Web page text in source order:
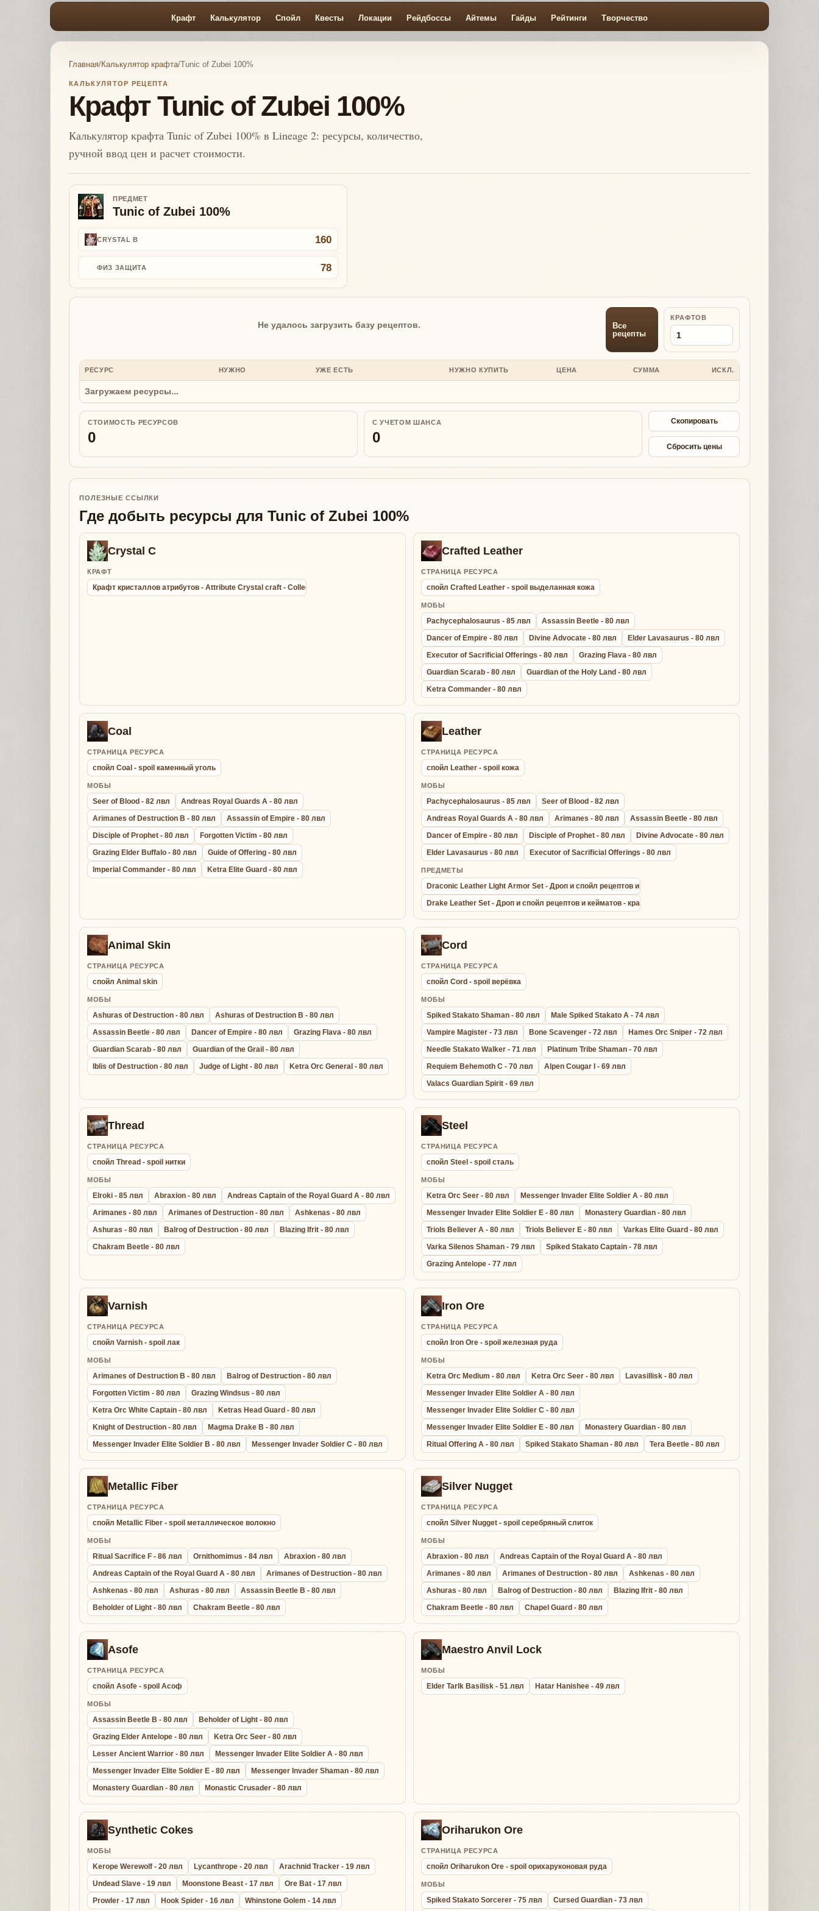
Крафт Калькулятор Спойл Квесты Локации Рейдбоссы Айтемы Гайды Рейтинги Творчество
Главная/Калькулятор крафта/Tunic of Zubei 100%
КАЛЬКУЛЯТОР РЕЦЕПТА
Крафт Tunic of Zubei 100%
Калькулятор крафта Tunic of Zubei 100% в Lineage 2: ресурсы, количество,
ручной ввод цен и расчет стоимости.
ПРЕДМЕТ
Tunic of Zubei 100%
CRYSTAL B 160
ФИЗ ЗАЩИТА 78
Не удалось загрузить базу рецептов.
Все
рецепты
КРАФТОВ
РЕСУРС НУЖНО УЖЕ ЕСТЬ НУЖНО КУПИТЬ ЦЕНА СУММА ИСКЛ.
Загружаем ресурсы...
СТОИМОСТЬ РЕСУРСОВ
0
С УЧЕТОМ ШАНСА
0
Скопировать
Сбросить цены
ПОЛЕЗНЫЕ ССЫЛКИ
Где добыть ресурсы для Tunic of Zubei 100%
Crystal C
КРАФТ
Крафт кристаллов атрибутов - Attribute Crystal craft - Collection agathion summon bracelet - Браслет Сбора Энергии
Crafted Leather
СТРАНИЦА РЕСУРСА
спойл Crafted Leather - spoil выделанная кожа
МОБЫ
Pachycephalosaurus - 85 лвл
Assassin Beetle - 80 лвл
Dancer of Empire - 80 лвл
Divine Advocate - 80 лвл
Elder Lavasaurus - 80 лвл
Executor of Sacrificial Offerings - 80 лвл
Grazing Flava - 80 лвл
Guardian Scarab - 80 лвл
Guardian of the Holy Land - 80 лвл
Ketra Commander - 80 лвл
Coal
СТРАНИЦА РЕСУРСА
спойл Coal - spoil каменный уголь
МОБЫ
Seer of Blood - 82 лвл
Andreas Royal Guards A - 80 лвл
Arimanes of Destruction B - 80 лвл
Assassin of Empire - 80 лвл
Disciple of Prophet - 80 лвл
Forgotten Victim - 80 лвл
Grazing Elder Buffalo - 80 лвл
Guide of Offering - 80 лвл
Imperial Commander - 80 лвл
Ketra Elite Guard - 80 лвл
Leather
СТРАНИЦА РЕСУРСА
спойл Leather - spoil кожа
МОБЫ
Pachycephalosaurus - 85 лвл
Seer of Blood - 82 лвл
Andreas Royal Guards A - 80 лвл
Arimanes - 80 лвл
Assassin Beetle - 80 лвл
Dancer of Empire - 80 лвл
Disciple of Prophet - 80 лвл
Divine Advocate - 80 лвл
Elder Lavasaurus - 80 лвл
Executor of Sacrificial Offerings - 80 лвл
ПРЕДМЕТЫ
Draconic Leather Light Armor Set - Дроп и спойл рецептов и кейматов - крафт драконик лайт армор сета
Drake Leather Set - Дроп и спойл рецептов и кейматов - крафт дрейк лезер сета - Lineage 2
Animal Skin
СТРАНИЦА РЕСУРСА
спойл Animal skin
МОБЫ
Ashuras of Destruction - 80 лвл
Ashuras of Destruction B - 80 лвл
Assassin Beetle - 80 лвл
Dancer of Empire - 80 лвл
Grazing Flava - 80 лвл
Guardian Scarab - 80 лвл
Guardian of the Grail - 80 лвл
Iblis of Destruction - 80 лвл
Judge of Light - 80 лвл Ketra Orc General - 80 лвл
Cord
СТРАНИЦА РЕСУРСА
спойл Cord - spoil верёвка
МОБЫ
Spiked Stakato Shaman - 80 лвл
Male Spiked Stakato A - 74 лвл
Vampire Magister - 73 лвл
Bone Scavenger - 72 лвл
Hames Orc Sniper - 72 лвл
Needle Stakato Walker - 71 лвл
Platinum Tribe Shaman - 70 лвл
Requiem Behemoth C - 70 лвл
Alpen Cougar I - 69 лвл
Valacs Guardian Spirit - 69 лвл
Thread
СТРАНИЦА РЕСУРСА
спойл Thread - spoil нитки
МОБЫ
Elroki - 85 лвл Abraxion - 80 лвл
Andreas Captain of the Royal Guard A - 80 лвл
Arimanes - 80 лвл
Arimanes of Destruction - 80 лвл
Ashkenas - 80 лвл
Ashuras - 80 лвл
Balrog of Destruction - 80 лвл
Blazing Ifrit - 80 лвл
Chakram Beetle - 80 лвл
Steel
СТРАНИЦА РЕСУРСА
спойл Steel - spoil сталь
МОБЫ
Ketra Orc Seer - 80 лвл
Messenger Invader Elite Soldier A - 80 лвл
Messenger Invader Elite Soldier E - 80 лвл
Monastery Guardian - 80 лвл
Triols Believer A - 80 лвл
Triols Believer E - 80 лвл
Varkas Elite Guard - 80 лвл
Varka Silenos Shaman - 79 лвл
Spiked Stakato Captain - 78 лвл
Grazing Antelope - 77 лвл
Varnish
СТРАНИЦА РЕСУРСА
спойл Varnish - spoil лак
МОБЫ
Arimanes of Destruction B - 80 лвл
Balrog of Destruction - 80 лвл
Forgotten Victim - 80 лвл
Grazing Windsus - 80 лвл
Ketra Orc White Captain - 80 лвл
Ketras Head Guard - 80 лвл
Knight of Destruction - 80 лвл
Magma Drake B - 80 лвл
Messenger Invader Elite Soldier B - 80 лвл
Messenger Invader Soldier C - 80 лвл
Iron Ore
СТРАНИЦА РЕСУРСА
спойл Iron Ore - spoil железная руда
МОБЫ
Ketra Orc Medium - 80 лвл Ketra Orc Seer - 80 лвл
Lavasillisk - 80 лвл
Messenger Invader Elite Soldier A - 80 лвл
Messenger Invader Elite Soldier C - 80 лвл
Messenger Invader Elite Soldier E - 80 лвл
Monastery Guardian - 80 лвл
Ritual Offering A - 80 лвл
Spiked Stakato Shaman - 80 лвл Tera Beetle - 80 лвл
Metallic Fiber
СТРАНИЦА РЕСУРСА
спойл Metallic Fiber - spoil металлическое волокно
МОБЫ
Ritual Sacrifice F - 86 лвл Ornithomimus - 84 лвл
Abraxion - 80 лвл
Andreas Captain of the Royal Guard A - 80 лвл
Arimanes of Destruction - 80 лвл
Ashkenas - 80 лвл
Ashuras - 80 лвл
Assassin Beetle B - 80 лвл
Beholder of Light - 80 лвл
Chakram Beetle - 80 лвл
Silver Nugget
СТРАНИЦА РЕСУРСА
спойл Silver Nugget - spoil серебряный слиток
МОБЫ
Abraxion - 80 лвл
Andreas Captain of the Royal Guard A - 80 лвл
Arimanes - 80 лвл
Arimanes of Destruction - 80 лвл
Ashkenas - 80 лвл
Ashuras - 80 лвл
Balrog of Destruction - 80 лвл
Blazing Ifrit - 80 лвл
Chakram Beetle - 80 лвл
Chapel Guard - 80 лвл
Asofe
СТРАНИЦА РЕСУРСА
спойл Asofe - spoil Асоф
МОБЫ
Assassin Beetle B - 80 лвл
Beholder of Light - 80 лвл
Grazing Elder Antelope - 80 лвл
Ketra Orc Seer - 80 лвл
Lesser Ancient Warrior - 80 лвл
Messenger Invader Elite Soldier A - 80 лвл
Messenger Invader Elite Soldier E - 80 лвл
Messenger Invader Shaman - 80 лвл
Monastery Guardian - 80 лвл
Monastic Crusader - 80 лвл
Maestro Anvil Lock
МОБЫ
Elder Tarlk Basilisk - 51 лвл Hatar Hanishee - 49 лвл
Synthetic Cokes
МОБЫ
Kerope Werewolf - 20 лвл Lycanthrope - 20 лвл
Arachnid Tracker - 19 лвл
Undead Slave - 19 лвл
Moonstone Beast - 17 лвл
Ore Bat - 17 лвл
Prowler - 17 лвл
Hook Spider - 16 лвл Whinstone Golem - 14 лвл
Oriharukon Ore
СТРАНИЦА РЕСУРСА
спойл Oriharukon Ore - spoil орихаруконовая руда
МОБЫ
Spiked Stakato Sorcerer - 75 лвл Cursed Guardian - 73 лвл